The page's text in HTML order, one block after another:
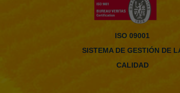
ISO 09001
SISTEMA DE GESTIÓN DE
CALIDAD